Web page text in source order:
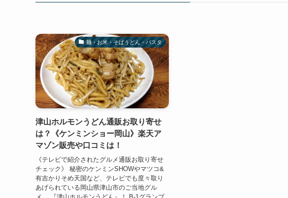
麺・お米・そばうどん・パスタ
津山ホルモンうどん通販お取り寄せ
は？《ケンミンショー岡山》楽天ア
マゾン販売や口コミは！
《テレビで紹介されたグルメ通販お取り寄せ
チェック》 秘密のケンミンSHOWやマツコ&
有吉かりそめ天国など、テレビでも度々取り
あげられている岡山県津山市のご当地グル